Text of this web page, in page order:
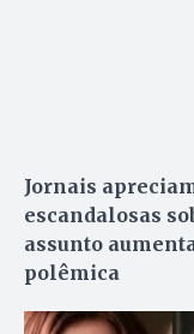
Jornais
escandalosas
assunto
polêmica